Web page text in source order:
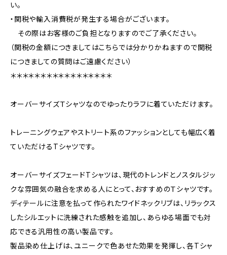
い。
・関税や輸入消費税が発生する場合がございます。
その際はお客様のご負担となりますのでご了承ください。
（関税の金額につきましてはこちらでは分かりかねますので関税
につきましての質問はご遠慮ください）
＊＊＊＊＊＊＊＊＊＊＊＊＊＊＊＊＊
オーバーサイズＴシャツなのでゆったりラフに着ていただけます。
トレーニングウェアやストリート系のファッションとしても幅広く着
ていただけるTシャツです。
オーバーサイズフェードTシャツは、現代のトレンドとノスタルジッ
クな雰囲気の融合を求める人にとって、おすすめのＴシャツです。
ディテールに注意を払って作られたワイドネックリブは、リラックス
したシルエットに洗練された感触を追加し、あらゆる場面でも対
応できる汎用性の高い製品です。
製品染め仕上げは、ユニークで色あせた効果を発揮し、各Tシャ